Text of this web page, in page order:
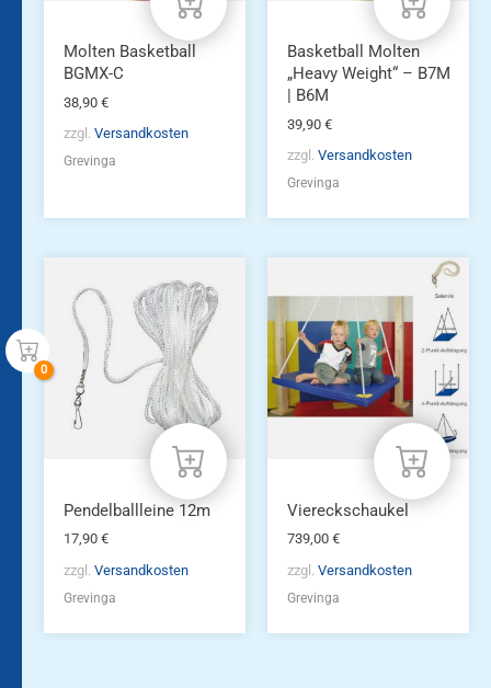
Molten Basketball
BGMX-C
38,90 €
zzgl. Versandkosten
Grevinga
Produktseite
gewählt
werden
Basketball Molten
„Heavy Weight“ – B7M
| B6M
39,90 €
zzgl. Versandkosten
Grevinga
Pendelballleine 12m
17,90 €
zzgl. Versandkosten
Grevinga
Viereckschaukel
739,00 €
zzgl. Versandkosten
Grevinga